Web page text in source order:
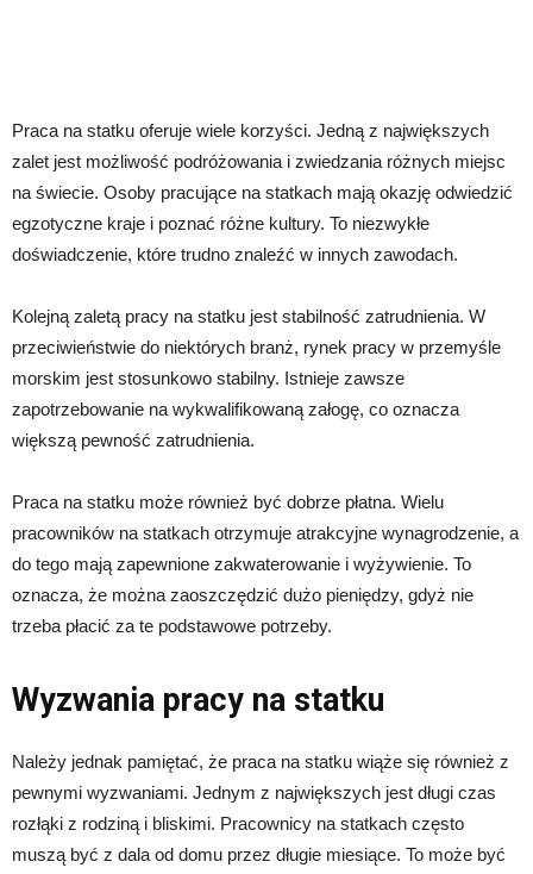
Praca na statku oferuje wiele korzyści. Jedną z największych
zalet jest możliwość podróżowania i zwiedzania różnych miejsc
na świecie. Osoby pracujące na statkach mają okazję odwiedzić
egzotyczne kraje i poznać różne kultury. To niezwykłe
doświadczenie, które trudno znaleźć w innych zawodach.
Kolejną zaletą pracy na statku jest stabilność zatrudnienia. W
przeciwieństwie do niektórych branż, rynek pracy w przemyśle
morskim jest stosunkowo stabilny. Istnieje zawsze
zapotrzebowanie na wykwalifikowaną załogę, co oznacza
większą pewność zatrudnienia.
Praca na statku może również być dobrze płatna. Wielu
pracowników na statkach otrzymuje atrakcyjne wynagrodzenie, a
do tego mają zapewnione zakwaterowanie i wyżywienie. To
oznacza, że można zaoszczędzić dużo pieniędzy, gdyż nie
trzeba płacić za te podstawowe potrzeby.
Wyzwania pracy na statku
Należy jednak pamiętać, że praca na statku wiąże się również z
pewnymi wyzwaniami. Jednym z największych jest długi czas
rozłąki z rodziną i bliskimi. Pracownicy na statkach często
muszą być z dala od domu przez długie miesiące. To może być